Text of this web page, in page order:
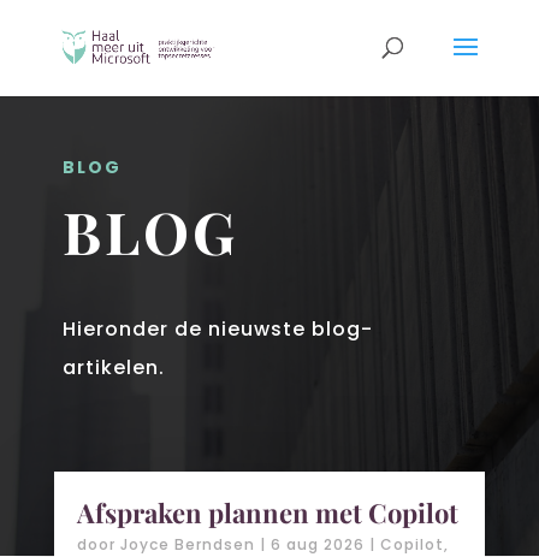
BLOG
BLOG
Hieronder de nieuwste blog-
artikelen.
Afspraken plannen met Copilot
door Joyce Berndsen | 6 aug 2026 | Copilot,